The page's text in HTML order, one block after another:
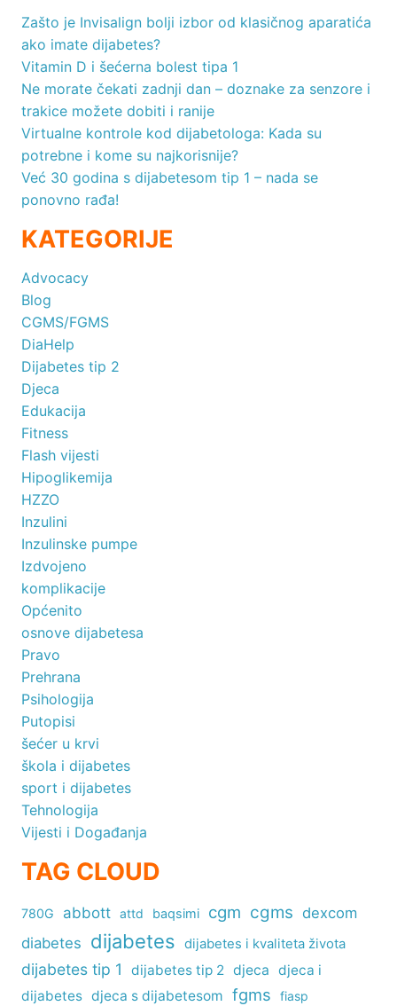
Zašto je Invisalign bolji izbor od klasičnog aparatića
ako imate dijabetes?
Vitamin D i šećerna bolest tipa 1
Ne morate čekati zadnji dan – doznake za senzore i
trakice možete dobiti i ranije
Virtualne kontrole kod dijabetologa: Kada su
potrebne i kome su najkorisnije?
Već 30 godina s dijabetesom tip 1 – nada se
ponovno rađa!
KATEGORIJE
Advocacy
Blog
CGMS/FGMS
DiaHelp
Dijabetes tip 2
Djeca
Edukacija
Fitness
Flash vijesti
Hipoglikemija
HZZO
Inzulini
Inzulinske pumpe
Izdvojeno
komplikacije
Općenito
osnove dijabetesa
Pravo
Prehrana
Psihologija
Putopisi
šećer u krvi
škola i dijabetes
sport i dijabetes
Tehnologija
Vijesti i Događanja
TAG CLOUD
780G abbott attd baqsimi cgm cgms dexcom
diabetes dijabetes dijabetes i kvaliteta života
dijabetes tip 1 dijabetes tip 2 djeca djeca i
dijabetes djeca s dijabetesom fgms fiasp